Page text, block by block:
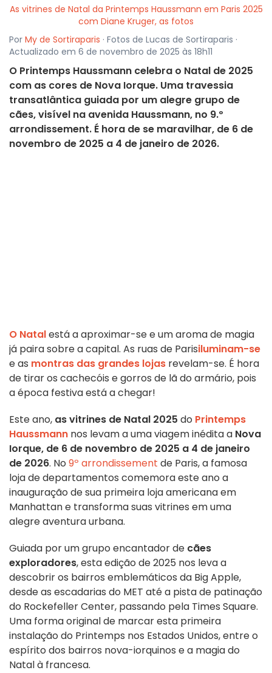
As vitrines de Natal da Printemps Haussmann em Paris 2025
com Diane Kruger, as fotos
Por My de Sortiraparis · Fotos de Lucas de Sortiraparis ·
Actualizado em 6 de novembro de 2025 às 18h11
O Printemps Haussmann celebra o Natal de 2025
com as cores de Nova Iorque. Uma travessia
transatlântica guiada por um alegre grupo de
cães, visível na avenida Haussmann, no 9.º
arrondissement. É hora de se maravilhar, de 6 de
novembro de 2025 a 4 de janeiro de 2026.
O Natalestá a aproximar-se e um aroma de magia
já paira sobre a capital. As ruas de Parisiluminam-se
e as montras das grandes lojas revelam-se. É hora
de tirar os cachecóis e gorros de lã do armário, pois
a época festiva está a chegar!
Este ano, as vitrines de Natal 2025 do Printemps
Haussmann nos levam a uma viagem inédita a Nova
Iorque, de 6 de novembro de 2025 a 4 de janeiro
de 2026. No 9º arrondissement de Paris, a famosa
loja de departamentos comemora este ano a
inauguração de sua primeira loja americana em
Manhattan e transforma suas vitrines em uma
alegre aventura urbana.
Guiada por um grupo encantador de cães
exploradores, esta edição de 2025 nos leva a
descobrir os bairros emblemáticos da Big Apple,
desde as escadarias do MET até a pista de patinação
do Rockefeller Center, passando pela Times Square.
Uma forma original de marcar esta primeira
instalação do Printemps nos Estados Unidos, entre o
espírito dos bairros nova-iorquinos e a magia do
Natal à francesa.